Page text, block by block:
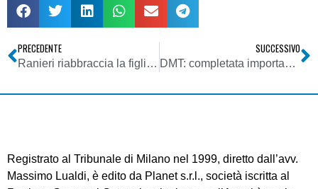
PRECEDENTE
Ranieri riabbraccia la figlia per “esigenze Tv”?
SUCCESSIVO
DMT: completata importante acquisizione di 31 torri nel Lazio
Registrato al Tribunale di Milano nel 1999, diretto dall’avv.
Massimo Lualdi, è edito da Planet s.r.l., società iscritta al